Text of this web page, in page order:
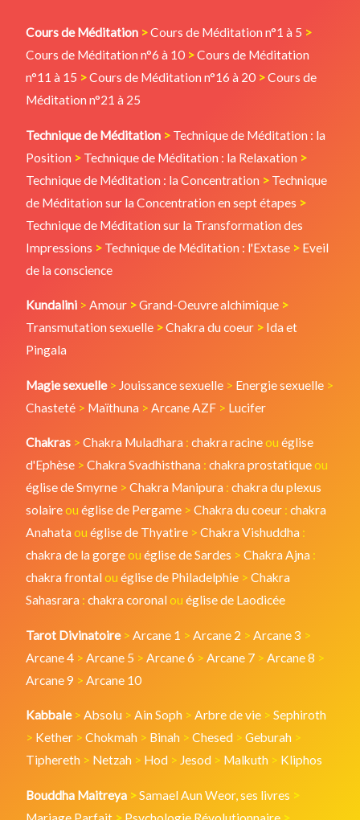
Cours de Méditation >Cours de Méditation n°1 à 5 >
Cours de Méditation n°6 à 10 >Cours de Méditation
n°11 à 15 >Cours de Méditation n°16 à 20 >Cours de
Méditation n°21 à 25
Technique de Méditation > Technique de Méditation : la
Position > Technique de Méditation : la Relaxation >
Technique de Méditation : la Concentration > Technique
de Méditation sur la Concentration en sept étapes >
Technique de Méditation sur la Transformation des
Impressions > Technique de Méditation : l'Extase > Eveil
de la conscience
Kundalini > Amour >Grand-Oeuvre alchimique >
Transmutation sexuelle >Chakra du coeur > Ida et
Pingala
Magie sexuelle> Jouissance sexuelle > Energie sexuelle >
Chasteté > Maïthuna > Arcane AZF > Lucifer
Chakras > Chakra Muladhara : chakra racineou église
d'Ephèse > Chakra Svadhisthana : chakra prostatique ou
église de Smyrne > Chakra Manipura : chakra du plexus
solaireou église de Pergame > Chakra du coeur : chakra
Anahata ou église de Thyatire > Chakra Vishuddha :
chakra de la gorgeou église de Sardes > Chakra Ajna :
chakra frontalou église de Philadelphie > Chakra
Sahasrara : chakra coronal ou église de Laodicée
Tarot Divinatoire > Arcane 1 > Arcane 2 > Arcane 3 >
Arcane 4 > Arcane 5 > Arcane 6 > Arcane 7 > Arcane 8 >
Arcane 9 > Arcane 10
Kabbale> Absolu > Ain Soph > Arbre de vie > Sephiroth
> Kether > Chokmah > Binah > Chesed > Geburah >
Tiphereth > Netzah > Hod > Jesod > Malkuth > Kliphos
Bouddha Maitreya >Samael Aun Weor, ses livres >